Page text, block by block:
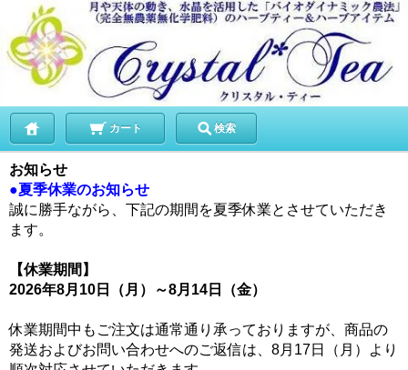
カート 検索
お知らせ
●夏季休業のお知らせ
誠に勝手ながら、下記の期間を夏季休業とさせていただき
ます。
【休業期間】
2026年8月10日（月）～8月14日（金）
休業期間中もご注文は通常通り承っておりますが、商品の
発送およびお問い合わせへのご返信は、8月17日（月）より